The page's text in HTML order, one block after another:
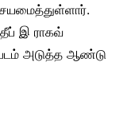
இ ராகவ்
அடுத்த ஆண்டு